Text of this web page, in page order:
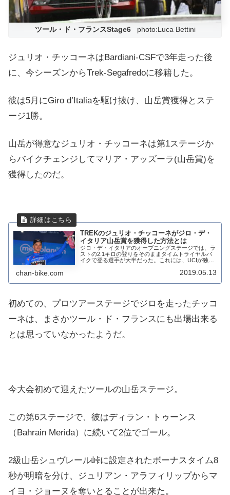
ツール・ド・フランスStage6 photo:Luca Bettini
ジュリオ・チッコーネはBardiani-CSFで3年走った後
に、今シーズンからTrek-Segafredoに移籍した。
彼は5月にGiro d’Italiaを駆け抜け、山岳賞獲得とステ
ージ1勝。
山岳が得意なジュリオ・チッコーネは第1ステージか
らバイクチェンジしてマリア・アッズーラ(山岳賞)を
獲得したのだ。
TREKのジュリオ・チッコーネがジロ・デ・
イタリア山岳賞を獲得した方法とは
ジロ・デ・イタリアのオーブニングステージでは、ラ
ストの2.1キロの登りをそのままタイムトライヤルバ
イクで登る選手が大半だった。これには、UCIが独自
つ。 場所の指定 サンルーカの麓の鋭角右コーナ...
chan-bike.com 2019.05.13
初めての、プロツアーステージでジロを走ったチッコ
ーネは、まさかツール・ド・フランスにも出場出来る
とは思っていなかったようだ。
今大会初めて迎えたツールの山岳ステージ。
この第6ステージで、彼はディラン・トゥーンス
（Bahrain Merida）に続いて2位でゴール。
2級山岳シュヴレール峠に設定されたボーナスタイム8
秒が明暗を分け、ジュリアン・アラフィリップからマ
イヨ・ジョーヌを奪いとることが出来た。